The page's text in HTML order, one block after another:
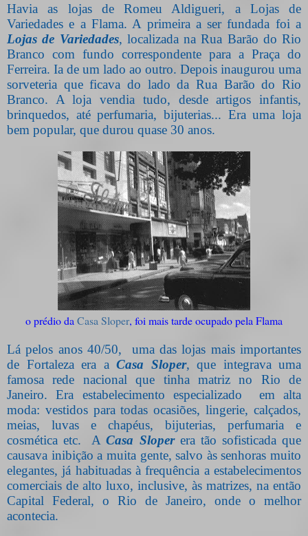
Havia as lojas de Romeu Aldigueri, a Lojas de
Variedades e a Flama. A primeira a ser fundada foi a
Lojas de Variedades, localizada na Rua Barão do Rio
Branco com fundo correspondente para a Praça do
Ferreira. Ia de um lado ao outro. Depois inaugurou uma
sorveteria que ficava do lado da Rua Barão do Rio
Branco. A loja vendia tudo, desde artigos infantis,
brinquedos, até perfumaria, bijuterias... Era uma loja
bem popular, que durou quase 30 anos.
o prédio da Casa Sloper, foi mais tarde ocupado pela Flama
Lá pelos anos 40/50, uma das lojas mais importantes
de Fortaleza era a Casa Sloper, que integrava uma
famosa rede nacional que tinha matriz no Rio de
Janeiro. Era estabelecimento especializado
em alta
moda: vestidos para todas ocasiões, lingerie, calçados,
meias, luvas e chapéus, bijuterias, perfumaria e
cosmética etc.
ACasa Sloperera tão sofisticada que
causava inibição a muita gente, salvo às senhoras muito
elegantes, já habituadas à frequência a estabelecimentos
comerciais de alto luxo, inclusive, às matrizes, na então
Capital Federal, o Rio de Janeiro, onde o melhor
acontecia.